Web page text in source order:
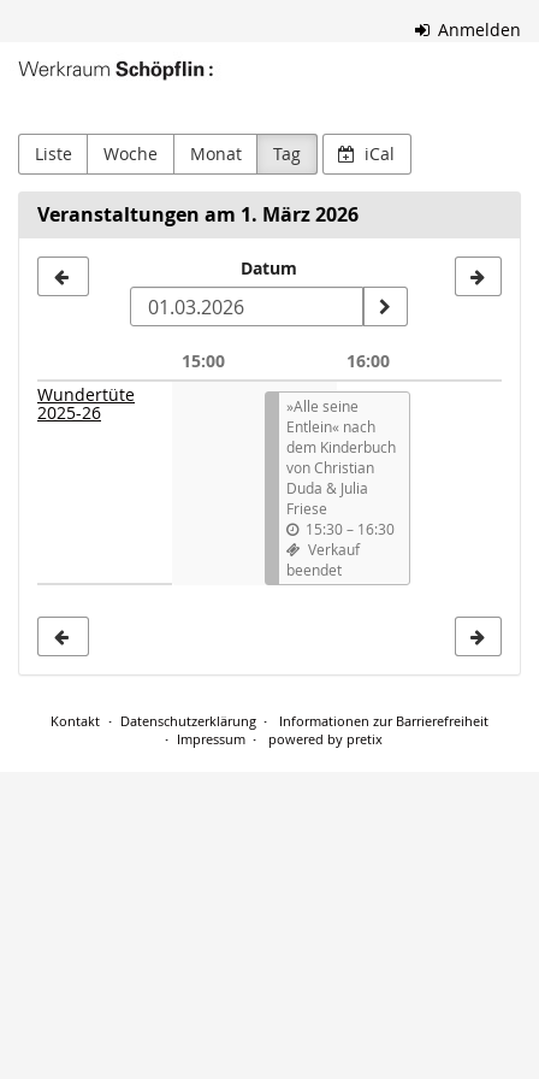
Inhalt
Anmelden
Werkraum
Liste Woche Monat Tag iCal
Veranstaltungen am 1. März 2026
zur
auswählen
Datum
15:00
16:00
Wundertüte
2025-26
»Alle seine
Entlein« nach
dem Kinderbuch
von Christian
Duda & Julia
Friese
15:30 – 16:30
Verkauf
beendet
Kontakt Datenschutzerklärung
Informationen zur Barrierefreiheit
Impressum
powered by pretix